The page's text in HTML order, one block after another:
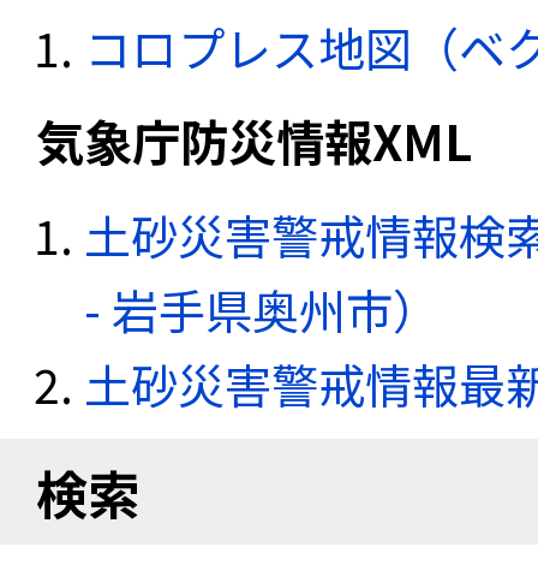
コロプレス地図（ベ
気象庁防災情報XML
土砂災害警戒情報検
- 岩手県奥州市）
土砂災害警戒情報最
検索